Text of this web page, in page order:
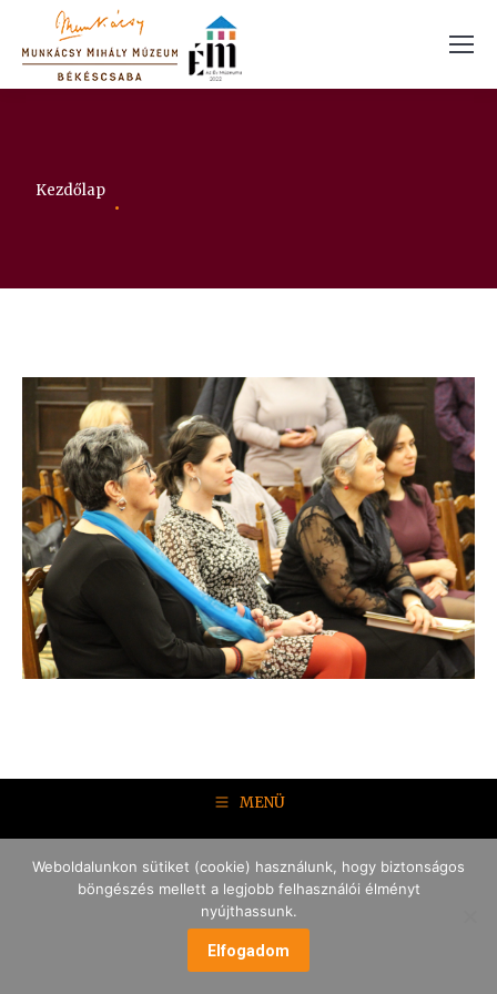
Itt vagy:
Kezdőlap
MENÜ
Weboldalunkon sütiket (cookie) használunk, hogy biztonságos
böngészés mellett a legjobb felhasználói élményt
nyújthassunk.
Elfogadom